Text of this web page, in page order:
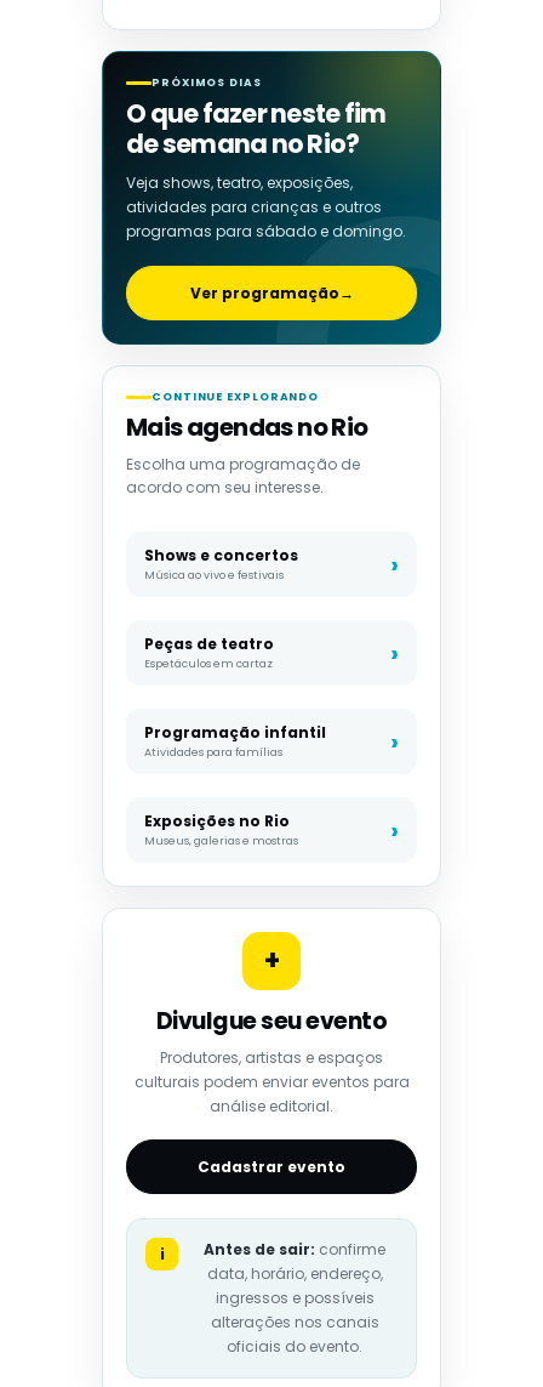
PRÓXIMOS DIAS
O que fazer neste fim
de semana no Rio?
Veja shows, teatro, exposições,
atividades para crianças e outros
programas para sábado e domingo.
Ver programação→
CONTINUE EXPLORANDO
Mais agendas no Rio
Escolha uma programação de
acordo com seu interesse.
Shows e concertos
Música ao vivo e festivais
Peças de teatro
Espetáculos em cartaz
Programação infantil
Atividades para famílias
Exposições no Rio
Museus, galerias e mostras
+
Divulgue seu evento
Produtores, artistas e espaços
culturais podem enviar eventos para
análise editorial.
Cadastrar evento
i Antes de sair: confirme
data, horário, endereço,
ingressos e possíveis
alterações nos canais
oficiais do evento.